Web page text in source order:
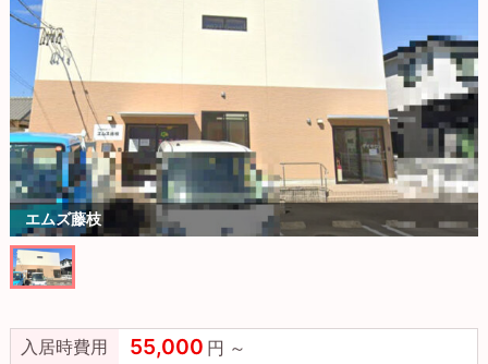
エムズ藤枝
入居時費用 55,000 円 ～